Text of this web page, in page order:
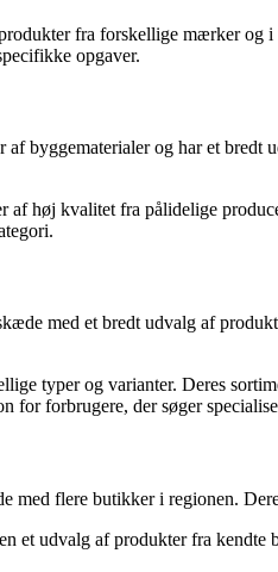
fra forskellige mærker og i
opgaver.
af byggematerialer og har et
høj kvalitet fra pålidelige
med et bredt udvalg af
typer og varianter. Deres
for forbrugere, der søger
med flere butikker i regionen.
et udvalg af produkter fra kendte